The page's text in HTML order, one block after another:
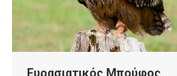
Ευρασιατικός Μπούφος